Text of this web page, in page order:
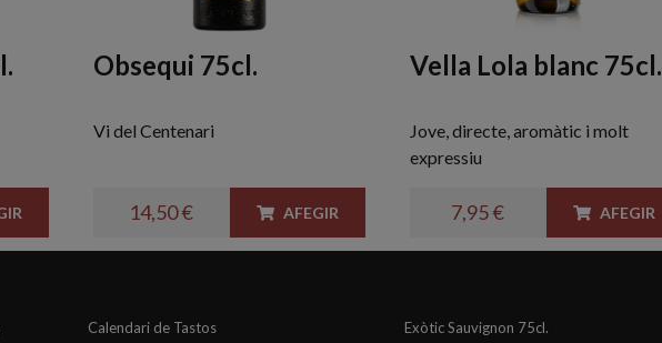
Obsequi 75cl.
Vi del Centenari
14,50 € AFEGIR
Vella Lola blanc 75cl.
Jove, directe, aromàtic i molt
expressiu
7,95 € AFEGIR
Calendari de Tastos
Exòtic Sauvignon 75cl.